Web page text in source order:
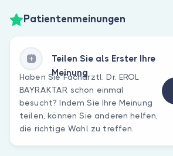
Patientenmeinungen
Teilen Sie als Erster Ihre
Meinung
Haben Sie Fachärztl. Dr. EROL
BAYRAKTAR schon einmal
besucht? Indem Sie Ihre Meinung
teilen, können Sie anderen helfen,
die richtige Wahl zu treffen.